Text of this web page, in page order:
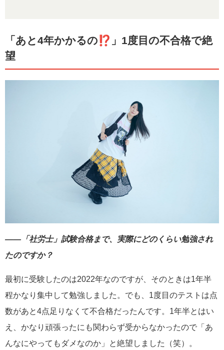
「あと4年かかるの⁉」1度目の不合格で絶
望
――「社労士」試験合格まで、実際にどのくらい勉強され
たのですか？
最初に受験したのは2022年なのですが、そのときは1年半
程かなり集中して勉強しました。でも、1度目のテストは点
数があと4点足りなくて不合格だったんです。1年半とはい
え、かなり頑張ったにも関わらず受からなかったので「あ
んなにやってもダメなのか」と絶望しました（笑）。